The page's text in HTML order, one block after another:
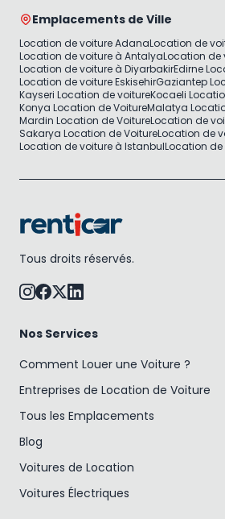
Emplacements de Ville
Location de voiture AdanaLocation de
Location de voiture à AntalyaLocation de
Location de voiture à DiyarbakirEdirne
Location de voiture EskisehirGaziantep
Kayseri Location de voitureKocaeli
Konya Location de VoitureMalatya
Mardin Location de VoitureLocation de
Sakarya Location de VoitureLocation de
Location de voiture à IstanbulLocation de
Tous droits réservés.
Nos Services
Comment Louer une Voiture ?
Entreprises de Location de Voiture
Tous les Emplacements
Blog
Voitures de Location
Voitures Électriques